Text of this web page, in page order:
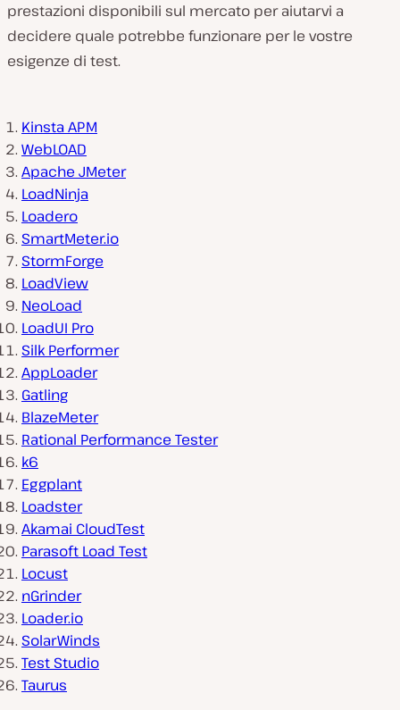
prestazioni disponibili sul mercato per aiutarvi a
decidere quale potrebbe funzionare per le vostre
esigenze di test.
Kinsta APM
WebLOAD
Apache JMeter
LoadNinja
Loadero
SmartMeter.io
StormForge
LoadView
NeoLoad
LoadUI Pro
Silk Performer
AppLoader
Gatling
BlazeMeter
Rational Performance Tester
k6
Eggplant
Loadster
Akamai CloudTest
Parasoft Load Test
Locust
nGrinder
Loader.io
SolarWinds
Test Studio
Taurus